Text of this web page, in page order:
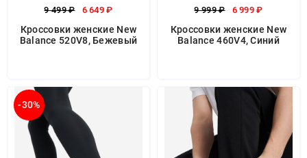
9 499 ₽ 6 649 ₽
Кроссовки женские New
Balance 520V8, Бежевый
9 999 ₽ 6 999 ₽
Кроссовки женские New
Balance 460V4, Синий
-30%